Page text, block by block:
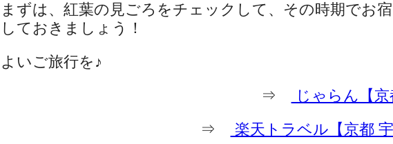
まずは、紅葉の見ごろをチェックして、その時期でお
しておきましょう！
よいご旅行を♪
⇒
じゃらん【
⇒
楽天トラベル【京都